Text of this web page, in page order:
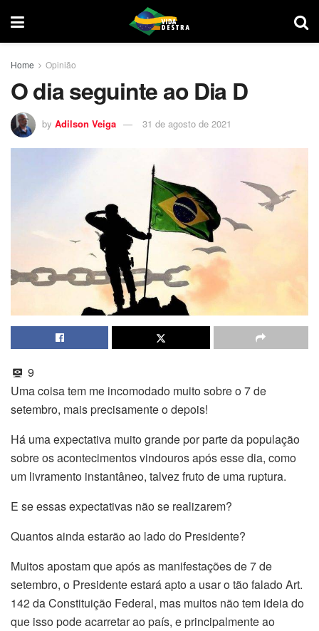
Home Opinião
O dia seguinte ao Dia D
by Adilson Veiga 31 de agosto de 2021
9
Uma coisa tem me incomodado muito sobre o 7 de
setembro, mais precisamente o depois!
Há uma expectativa muito grande por parte da população
sobre os acontecimentos vindouros após esse dia, como
um livramento instantâneo, talvez fruto de uma ruptura.
E se essas expectativas não se realizarem?
Quantos ainda estarão ao lado do Presidente?
Muitos apostam que após as manifestações de 7 de
setembro, o Presidente estará apto a usar o tão falado Art.
142 da Constituição Federal, mas muitos não tem ideia do
que isso pode acarretar ao país, e principalmente ao